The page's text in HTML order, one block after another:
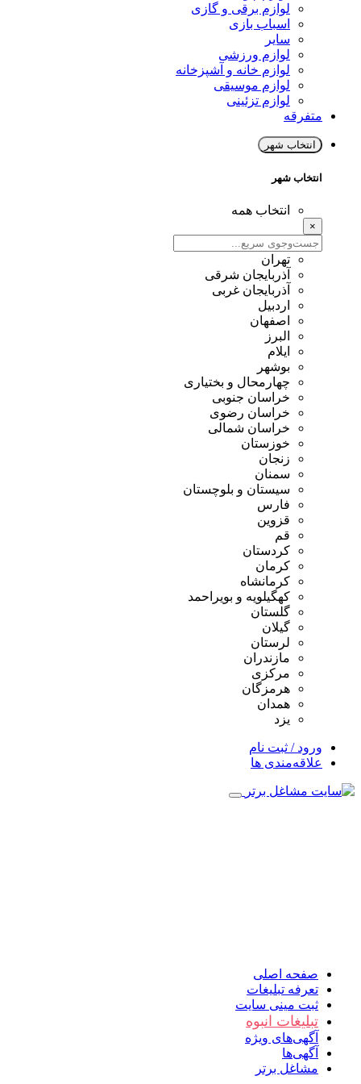
لوازم برقی و گازی
اسباب بازی
سایر
لوازم ورزشی
لوازم خانه و آشپزخانه
لوازم موسیقی
لوازم تزئینی
متفرقه
انتخاب شهر
انتخاب شهر
انتخاب همه
تهران
آذربایجان شرقی
آذربایجان غربی
اردبیل
اصفهان
البرز
ایلام
بوشهر
چهارمحال و بختیاری
خراسان جنوبی
خراسان رضوی
خراسان شمالی
خوزستان
زنجان
سمنان
سیستان و بلوچستان
فارس
قزوین
قم
کردستان
کرمان
کرمانشاه
کهگیلویه و بویراحمد
گلستان
گیلان
لرستان
مازندران
مرکزی
هرمزگان
همدان
یزد
ورود / ثبت نام
علاقه‌مندی ها
صفحه اصلی
تعرفه تبلیغات
ثبت مینی سایت
تبلیغات انبوه
آگهی‌های ویژه
آگهی‌ها
مشاغل برتر